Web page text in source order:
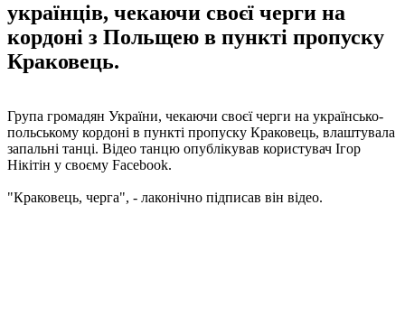
українців, чекаючи своєї черги на
кордоні з Польщею в пункті пропуску
Краковець.
Група громадян України, чекаючи своєї черги на українсько-
польському кордоні в пункті пропуску Краковець, влаштувала
запальні танці. Відео танцю опублікував користувач Ігор
Нікітін у своєму Facebook.
"Краковець, черга", - лаконічно підписав він відео.